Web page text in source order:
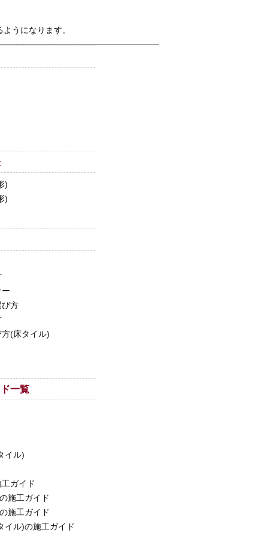
うになります。
)
)
び方
(床タイル)
一覧
イル)
ガイド
施工ガイド
施工ガイド
イル)の施工ガイド